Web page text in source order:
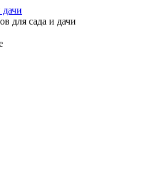
для сада и дачи